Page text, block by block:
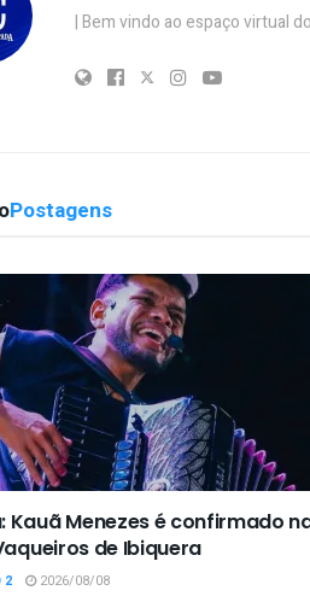
| Bem vindo ao espaço virtual
Postagens
Menezes é confirmado
de Ibiquera
2 2026/08/08